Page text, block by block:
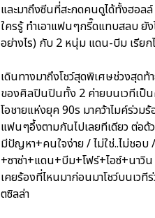
และมาถึงซีนที่สะกดคนดูได้ทั้งฮอล
ใครรู้ ทำเอาแฟนๆกรี๊ดแทบสลบ ยั
อย่างไร) กับ 2 หนุ่ม แดน-บีม เรียก
เดินทางมาถึงโชว์สุดพิเศษช่วงสุด
ของศิลปินปินทั้ง 2 ค่ายบนเวทีเป็
โอชายแห่งยุค 90s มาคว้าไมค์ร่วม
แฟนๆอึ้งตามกันไปเลยทีเดียว ต่อ
มีปัญหา+คนใจง่าย / ไม่ใช่..ไม่ชอบ
+ซาซ่า+แดน+บีม+โฟร์+ไอซ์+นาวิ
เคยร้องที่ไหนมาก่อนมาโชว์บนเว
ตซิลล่า